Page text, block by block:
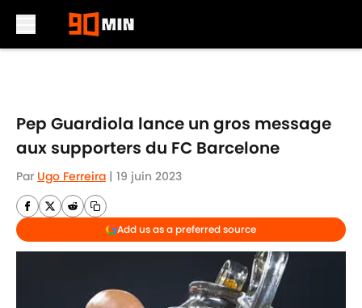
Pep Guardiola lance un gros message
aux supporters du FC Barcelone
Par Ugo Ferreira | 19 juin 2023
Add us as a preferred source